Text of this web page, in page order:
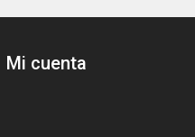
Mi cuenta